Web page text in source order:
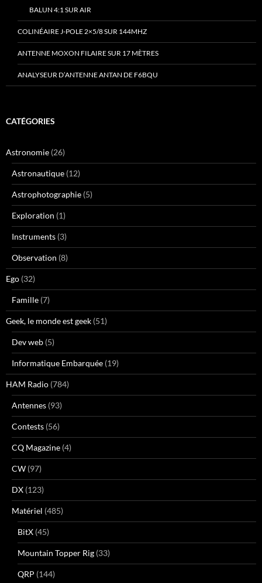
BALUN 4:1 SUR AIR
COLINÉAIRE J-POLE 2×5/8 SUR 144MHZ
ANTENNE MOXON FILAIRE SUR 17 MÈTRES
ANALYSEUR D’ANTENNE ANTAN DE F6BQU
CATÉGORIES
Astronomie (26)
Astronautique (12)
Astrophotographie (5)
Exploration (1)
Instruments (3)
Observation (8)
Ego (32)
Famille (7)
Geek, le monde est geek (51)
Dev web (5)
Informatique Embarquée (19)
HAM Radio (784)
Antennes (93)
Contests (56)
CQ Magazine (4)
CW (97)
DX (123)
Matériel (485)
BitX (45)
Mountain Topper Rig (33)
QRP (144)